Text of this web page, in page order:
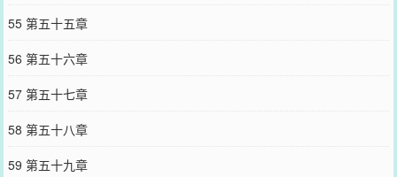
55 第五十五章
56 第五十六章
57 第五十七章
58 第五十八章
59 第五十九章